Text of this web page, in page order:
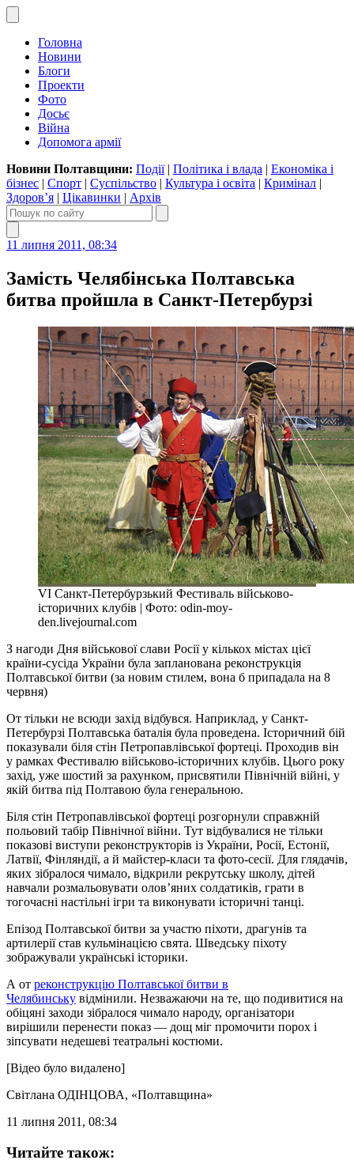
Головна
Новини
Блоги
Проекти
Фото
Досьє
Війна
Допомога армії
Новини Полтавщини: Події| Політика і влада | Економіка і
бізнес | Спорт | Суспільство | Культура і освіта | Кримінал |
Здоров’я | Цікавинки | Архів
11 липня 2011, 08:34
Замість Челябінська Полтавська
битва пройшла в Санкт-Петербурзі
VI Санкт-Петербурзький Фестиваль військово-
історичних клубів | Фото: odin-moy-
den.livejournal.com
З нагоди Дня військової слави Росії у кількох містах цієї
країни-сусіда України була запланована реконструкція
Полтавської битви (за новим стилем, вона б припадала на 8
червня)
От тільки не всюди захід відбувся. Наприклад, у Санкт-
Петербурзі Полтавська баталія була проведена. Історичний бій
показували біля стін Петропавлівської фортеці. Проходив він
у рамках Фестивалю військово-історичних клубів. Цього року
захід, уже шостий за рахунком, присвятили Північній війні, у
якій битва під Полтавою була генеральною.
Біля стін Петропавлівської фортеці розгорнули справжній
польовий табір Північної війни. Тут відбувалися не тільки
показові виступи реконструкторів із України, Росії, Естонії,
Латвії, Фінляндії, а й майстер-класи та фото-сесії. Для глядачів,
яких зібралося чимало, відкрили рекрутську школу, дітей
навчали розмальовувати олов’яних солдатиків, грати в
тогочасні настільні ігри та виконувати історичні танці.
Епізод Полтавської битви за участю піхоти, драгунів та
артилерії став кульмінацією свята. Шведську піхоту
зображували українські історики.
А от реконструкцію Полтавської битви в
Челябинську відмінили. Незважаючи на те, що подивитися на
обіцяні заходи зібралося чимало народу, організатори
вирішили перенести показ — дощ міг промочити порох і
зіпсувати недешеві театральні костюми.
[Відео було видалено]
Світлана ОДІНЦОВА, «Полтавщина»
11 липня 2011, 08:34
Читайте також: